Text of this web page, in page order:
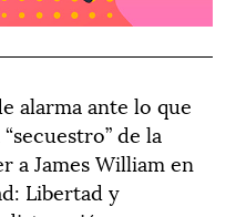
alarma ante lo que
de la
a James William en
Libertad y